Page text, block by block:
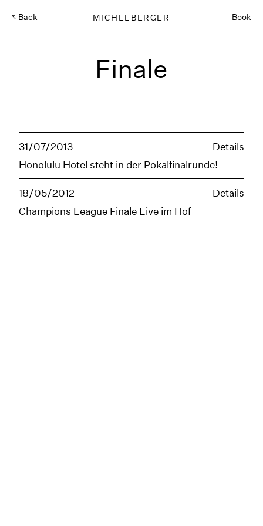
Back MICHELBERGER Book
Finale
31/07/2013
Details
Honolulu Hotel steht in der Pokalfinalrunde!
18/05/2012
Details
Champions League Finale Live im Hof